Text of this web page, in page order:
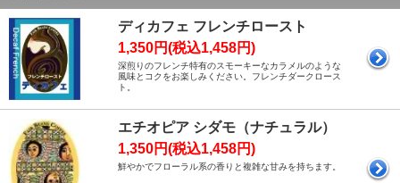
ディカフェ フレンチロースト
1,350円(税込1,458円)
深煎りのフレンチ特有のスモーキーなカラメルのような
風味とコクをお楽しみください。フレンチダークロース
ト。
エチオピア シダモ（ナチュラル）
1,350円(税込1,458円)
鮮やかでフローラル系の香りと複雑な甘みを持ちます。